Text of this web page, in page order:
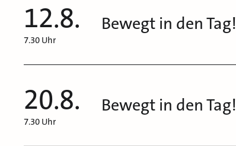
12.8.
7.30 Uhr
Bewegt in den Tag!
20.8.
7.30 Uhr
Bewegt in den Tag!